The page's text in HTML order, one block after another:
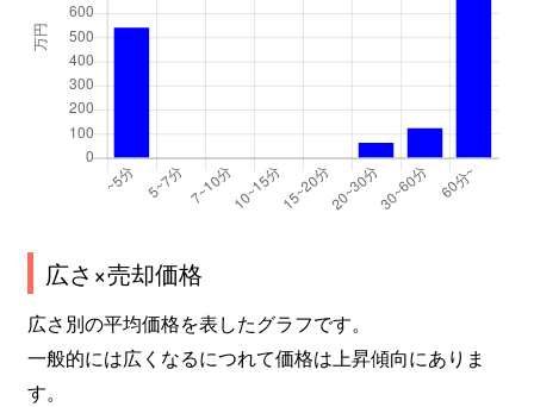
広さ×売却価格
広さ別の平均価格を表したグラフです。
一般的には広くなるにつれて価格は上昇傾向にありま
す。